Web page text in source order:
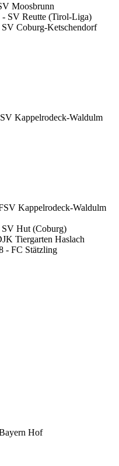
Moosbrunn
SV Reutte (Tirol-Liga)
Coburg-Ketschendorf
Kappelrodeck-Waldulm
Kappelrodeck-Waldulm
Hut (Coburg)
Tiergarten Haslach
- FC Stätzling
Hof